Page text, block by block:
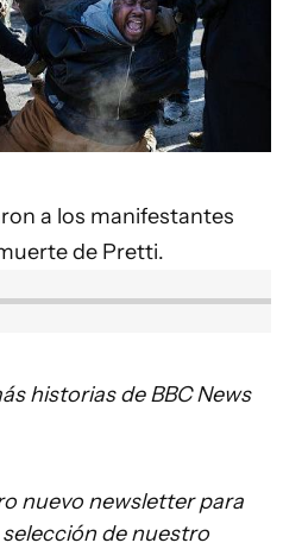
a los manifestantes
de Pretti.
historias de BBC News
nuevo newsletter para
de nuestro